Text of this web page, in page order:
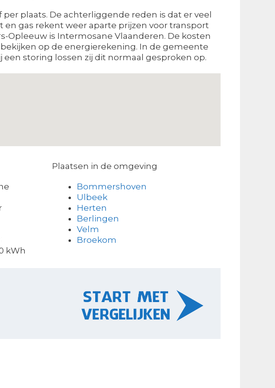
plaats. De achterliggende reden is dat er veel
gas rekent weer aparte prijzen voor transport
Opleeuw is Intermosane Vlaanderen. De kosten
op de energierekening. In de gemeente
storing lossen zij dit normaal gesproken op.
kWh
Plaatsen in de omgeving
Bommershoven
Ulbeek
Herten
Berlingen
Velm
Broekom